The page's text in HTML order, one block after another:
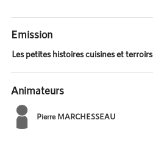
Emission
Les petites histoires cuisines et terroirs
Animateurs
Pierre MARCHESSEAU